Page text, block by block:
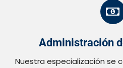
Administración
Nuestra especialización se